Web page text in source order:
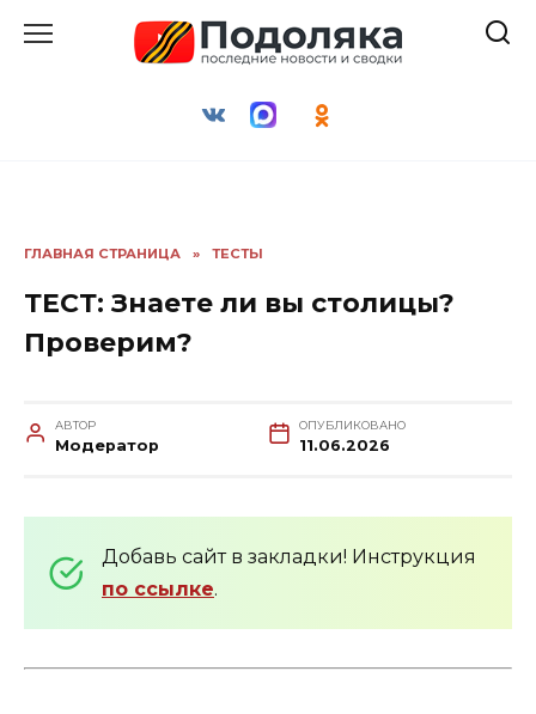
ГЛАВНАЯ СТРАНИЦА » ТЕСТЫ
ТЕСТ: Знаете ли вы столицы?
Проверим?
АВТОР
Модератор
ОПУБЛИКОВАНО
11.06.2026
Добавь сайт в закладки! Инструкция
по ссылке.